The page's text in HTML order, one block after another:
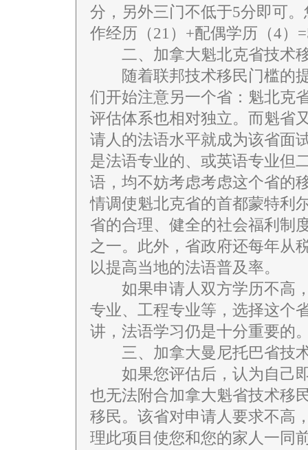
分，另外三门不低于5分即可
作经历（21）+配偶学历（4）
二、加拿大魁北克省技术
随着联邦技术移民门槛的提
们开始注意另一个省：魁北克
评估体系也相对独立。而魁省
请人的法语水平就成为该省面
是法语专业的、或英语专业但
语，均不妨考虑考虑这个省的
情调使魁北克省的首都蒙特利
省的合理、健全的社会福利制
之一。此外，省政府还每年从
以提高当地的法语普及率。
如果申请人双方学历不高，
专业、工程专业等，选择这个
讲，法语学习仍是十分重要的
三、加拿大曼尼托巴省技
如果您评估后，认为自己即
也无法附合加拿大魁省技术移
移民。该省对申请人要求不高
理此项目使您和您的家人一同